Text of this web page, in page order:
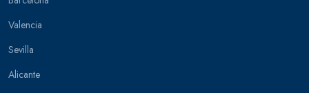
Valencia
Sevilla
Alicante